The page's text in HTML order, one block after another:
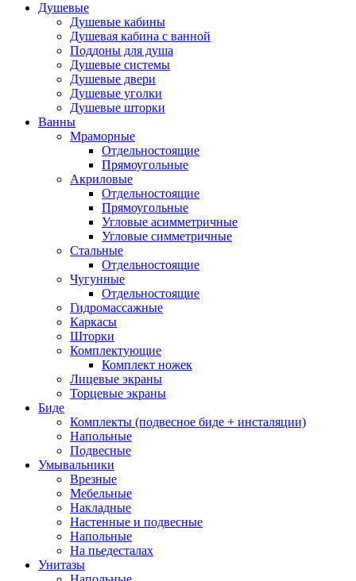
Душевые
Душевые кабины
Душевая кабина с ванной
Поддоны для душа
Душевые системы
Душевые двери
Душевые уголки
Душевые шторки
Ванны
Мраморные
Отдельностоящие
Прямоугольные
Акриловые
Отдельностоящие
Прямоугольные
Угловые асимметричные
Угловые симметричные
Стальные
Отдельностоящие
Чугунные
Отдельностоящие
Гидромассажные
Каркасы
Шторки
Комплектующие
Комплект ножек
Лицевые экраны
Торцевые экраны
Биде
Комплекты (подвесное биде + инсталяции)
Напольные
Подвесные
Умывальники
Врезные
Мебельные
Накладные
Настенные и подвесные
Напольные
На пьедесталах
Унитазы